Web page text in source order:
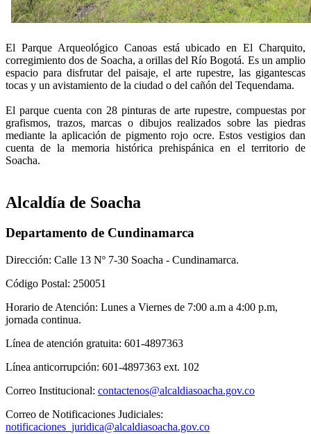
El Parque Arqueológico Canoas está ubicado en El Charquito,
corregimiento dos de Soacha, a orillas del Río Bogotá. Es un amplio
espacio para disfrutar del paisaje, el arte rupestre, las gigantescas
tocas y un avistamiento de la ciudad o del cañón del Tequendama.
El parque cuenta con 28 pinturas de arte rupestre, compuestas por
grafismos, trazos, marcas o dibujos realizados sobre las piedras
mediante la aplicación de pigmento rojo ocre. Estos vestigios dan
cuenta de la memoria histórica prehispánica en el territorio de
Soacha.
Alcaldía de Soacha
Departamento de Cundinamarca
Dirección: Calle 13 Nº 7-30 Soacha - Cundinamarca.
Código Postal: 250051
Horario de Atención: Lunes a Viernes de 7:00 a.m a 4:00 p.m,
jornada continua.
Línea de atención gratuita: 601-4897363
Línea anticorrupción: 601-4897363 ext. 102
Correo Institucional: contactenos@alcaldiasoacha.gov.co
Correo de Notificaciones Judiciales:
notificaciones_juridica@alcaldiasoacha.gov.co